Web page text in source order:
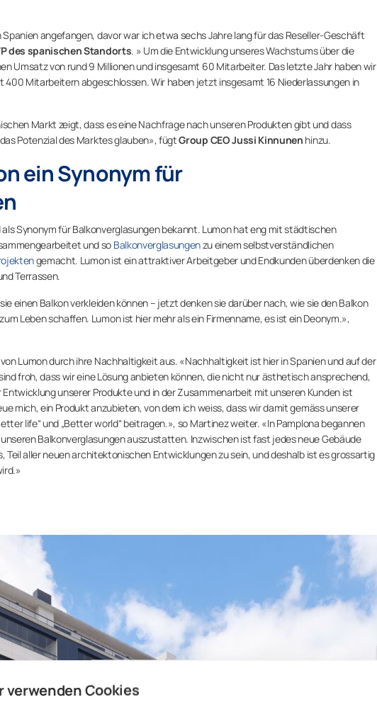
verwenden Cookies
angefangen, davor war ich etwa sechs Jahre lang für das Reseller-Geschäft
des spanischen Standorts. » Um die Entwicklung unseres Wachstums über die
Umsatz von rund 9 Millionen und insgesamt 60 Mitarbeiter. Das letzte Jahr haben wir
400 Mitarbeitern abgeschlossen. Wir haben jetzt insgesamt 16 Niederlassungen in
Markt zeigt, dass es eine Nachfrage nach unseren Produkten gibt und dass
Potenzial des Marktes glauben», fügtGroup CEO Jussi Kinnunen hinzu.
ein Synonym für
Synonym für Balkonverglasungen bekannt. Lumon hat eng mit städtischen
und so Balkonverglasungenzu einem selbstverständlichen
gemacht. Lumon ist ein attraktiver Arbeitgeber und Endkunden überdenken die
Terrassen.
einen Balkon verkleiden können – jetzt denken sie darüber nach, wie sie den Balkon
Leben schaffen. Lumon ist hier mehr als ein Firmenname, es ist ein Deonym.»,
Lumon durch ihre Nachhaltigkeit aus. «Nachhaltigkeit ist hier in Spanien und auf der
froh, dass wir eine Lösung anbieten können, die nicht nur ästhetisch ansprechend,
unserer Produkte und in der Zusammenarbeit mit unseren Kunden ist
mich, ein Produkt anzubieten, von dem ich weiss, dass wir damit gemäss unserer
life“ und „Better world“ beitragen.», so Martinez weiter. «In Pamplona begannen
Balkonverglasungen auszustatten. Inzwischen ist fast jedes neue Gebäude
Teil aller neuen architektonischen Entwicklungen zu sein, und deshalb ist es grossartig